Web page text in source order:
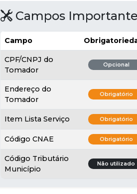
Campos
Campo
CPF/CNPJ do
Tomador
Opcional
Endereço do
Tomador
Obrigatório
Item Lista Serviço Obrigatório
Código CNAE Obrigatório
Código Tributário
Município
Não utilizado